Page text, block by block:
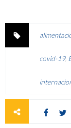
covid-19,